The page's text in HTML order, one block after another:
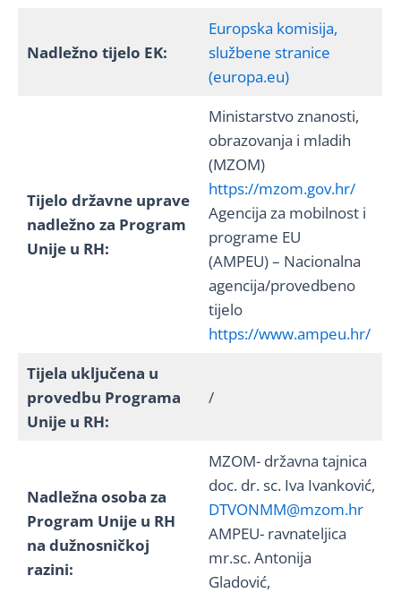
Nadležno tijelo EK:
Europska komisija,
službene stranice
(europa.eu)
Tijelo državne uprave
nadležno za Program
Unije u RH:
Ministarstvo znanosti,
obrazovanja i mladih
(MZOM)
https://mzom.gov.hr/
Agencija za mobilnost i
programe EU
(AMPEU) – Nacionalna
agencija/provedbeno
tijelo
https://www.ampeu.hr/
Tijela uključena u
provedbu Programa
Unije u RH:
/
Nadležna osoba za
Program Unije u RH
na dužnosničkoj
razini:
MZOM- državna tajnica
doc. dr. sc. Iva Ivanković,
DTVONMM@mzom.hr
AMPEU- ravnateljica
mr.sc. Antonija
Gladović,